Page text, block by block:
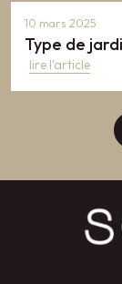
10 mars 2025
Type de